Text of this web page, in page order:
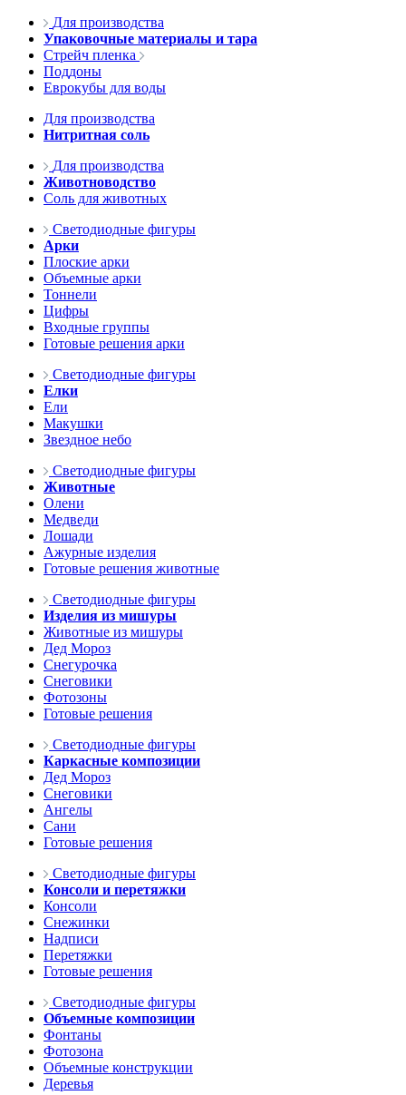
Для производства
Упаковочные материалы и тара
Стрейч пленка
Поддоны
Еврокубы для воды
Для производства
Нитритная соль
Для производства
Животноводство
Соль для животных
Светодиодные фигуры
Арки
Плоские арки
Объемные арки
Тоннели
Цифры
Входные группы
Готовые решения арки
Светодиодные фигуры
Елки
Ели
Макушки
Звездное небо
Светодиодные фигуры
Животные
Олени
Медведи
Лошади
Ажурные изделия
Готовые решения животные
Светодиодные фигуры
Изделия из мишуры
Животные из мишуры
Дед Мороз
Снегурочка
Снеговики
Фотозоны
Готовые решения
Светодиодные фигуры
Каркасные композиции
Дед Мороз
Снеговики
Ангелы
Сани
Готовые решения
Светодиодные фигуры
Консоли и перетяжки
Консоли
Снежинки
Надписи
Перетяжки
Готовые решения
Светодиодные фигуры
Объемные композиции
Фонтаны
Фотозона
Объемные конструкции
Деревья